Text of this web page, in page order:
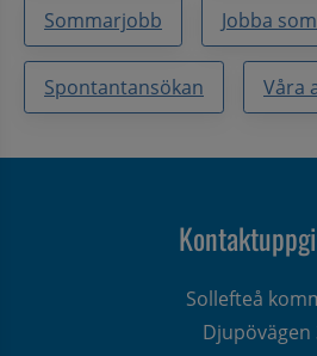
Sommarjobb Jobba
Spontantansökan Våra
Sollefteå
Djupövägen